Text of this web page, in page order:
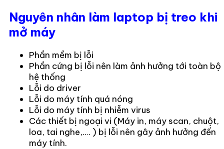
Nguyên nhân làm laptop bị treo khi
mở máy
Phần mềm bị lỗi
Phần cứng bị lỗi nên làm ảnh hưởng tới toàn bộ
hệ thống
Lỗi do driver
Lỗi do máy tính quá nóng
Lỗi do máy tính bị nhiễm virus
Các thiết bị ngoại vi (Máy in, máy scan, chuột,
loa, tai nghe,…. ) bị lỗi nên gây ảnh hưởng đến
máy tính.